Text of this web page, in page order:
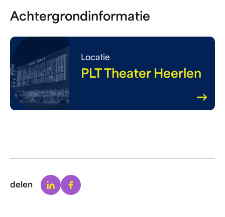
Achtergrondinformatie
Locatie
PLT Theater Heerlen
delen LinkedinFacebook